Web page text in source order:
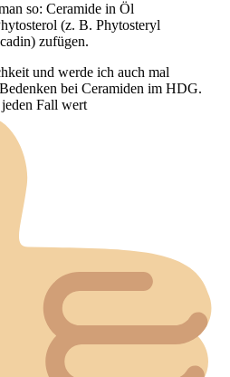
so: Ceramide in Öl
(z. B. Phytosteryl
zufügen.
und werde ich auch mal
bei Ceramiden im HDG.
Fall wert